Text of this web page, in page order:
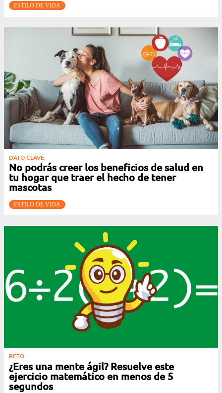
ESTILO DE VIDA
DATO CLAVE
No podrás creer los beneficios de salud en
tu hogar que traer el hecho de tener
mascotas
ESTILO DE VIDA
RETO
¿Eres una mente ágil? Resuelve este
ejercicio matemático en menos de 5
segundos